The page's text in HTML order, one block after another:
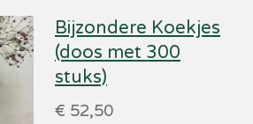
Bijzondere Koekjes
(doos met 300
stuks)
€ 52,50